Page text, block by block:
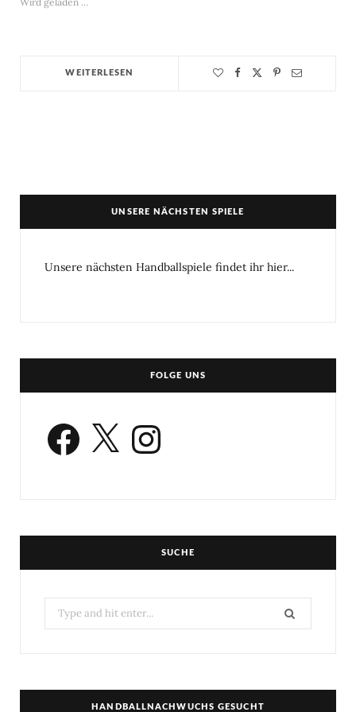
WEITERLESEN
UNSERE NÄCHSTEN SPIELE
Unsere nächsten Handballspiele findet ihr hier...
FOLGE UNS
Facebook Instagram
SUCHE
Search
for:
HANDBALLNACHWUCHS GESUCHT